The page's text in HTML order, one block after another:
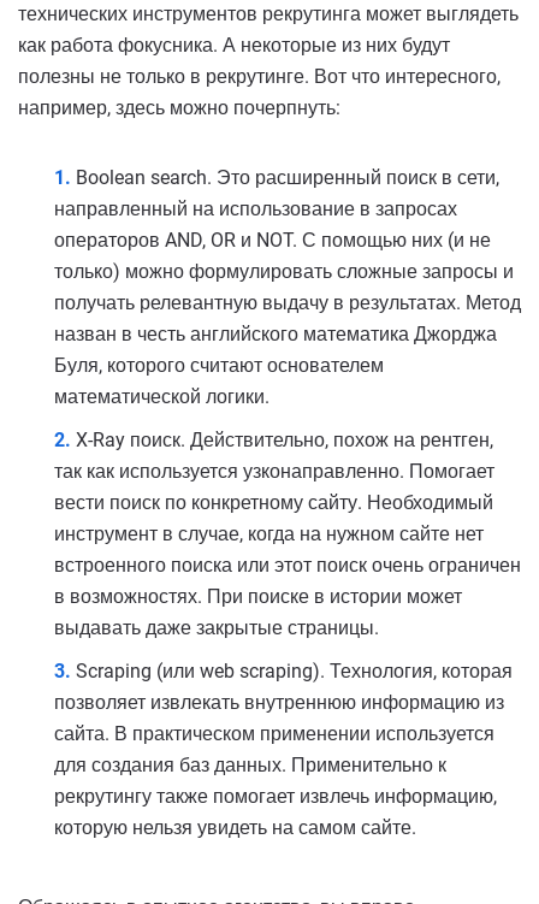
технических инструментов рекрутинга может выглядеть
как работа фокусника. А некоторые из них будут
полезны не только в рекрутинге. Вот что интересного,
например, здесь можно почерпнуть:
Boolean search. Это расширенный поиск в сети,
направленный на использование в запросах
операторов AND, OR и NOT. С помощью них (и не
только) можно формулировать сложные запросы и
получать релевантную выдачу в результатах. Метод
назван в честь английского математика Джорджа
Буля, которого считают основателем
математической логики.
X-Ray поиск. Действительно, похож на рентген,
так как используется узконаправленно. Помогает
вести поиск по конкретному сайту. Необходимый
инструмент в случае, когда на нужном сайте нет
встроенного поиска или этот поиск очень ограничен
в возможностях. При поиске в истории может
выдавать даже закрытые страницы.
Scraping (или web scraping). Технология, которая
позволяет извлекать внутреннюю информацию из
сайта. В практическом применении используется
для создания баз данных. Применительно к
рекрутингу также помогает извлечь информацию,
которую нельзя увидеть на самом сайте.